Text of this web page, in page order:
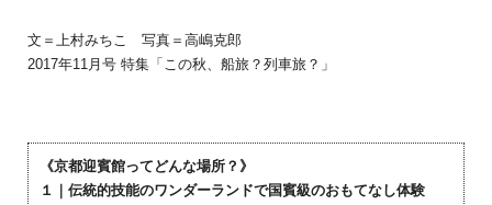
文＝上村みちこ 写真＝高嶋克郎
2017年11月号 特集「この秋、船旅？列車旅？」
《京都迎賓館ってどんな場所？》
１｜伝統的技能のワンダーランドで国賓級のおもてなし体験